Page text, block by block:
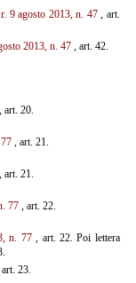
9 agosto 2013, n. 47, art.
2013, n. 47, art. 42.
20.
, art. 21.
21.
77, art. 22.
n. 77, art. 22. Poi lettera
23.